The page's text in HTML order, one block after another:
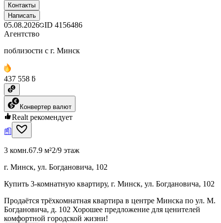
Контакты
Написать
05.08.2026 ID 4156486
Агентство
поблизости с г. Минск
437 558 ƃ
Конвертер валют
Realt рекомендует
3 комн.67.9 м²2/9 этаж
г. Минск, ул. Богдановича, 102
Купить 3-комнатную квартиру, г. Минск, ул. Богдановича, 102
Продаётся трёхкомнатная квартира в центре Минска по ул. М.
Богдановича, д. 102 Хорошее предложение для ценителей
комфортной городской жизни!